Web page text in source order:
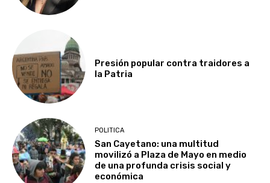
Presión popular contra traidores a
la Patria
POLITICA
San Cayetano: una multitud
movilizó a Plaza de Mayo en medio
de una profunda crisis social y
económica